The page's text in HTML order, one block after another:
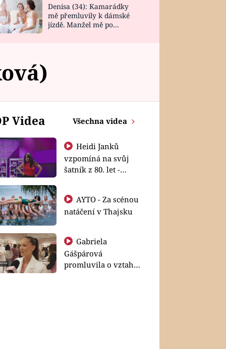
Denisa (34): Kamarádky
mě přemluvily k dámské
jízdě. Manžel mě po
Videa Všechna videa
Heidi Janků
vzpomíná na svůj
šatník z 80. let -
natáčení v Thajsku
Gabriela
Gášpárová
promluvila o vztahu